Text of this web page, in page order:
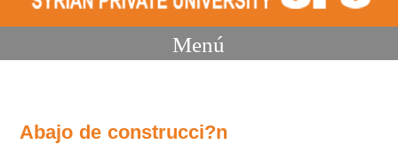
Menú
Abajo de construcci?n